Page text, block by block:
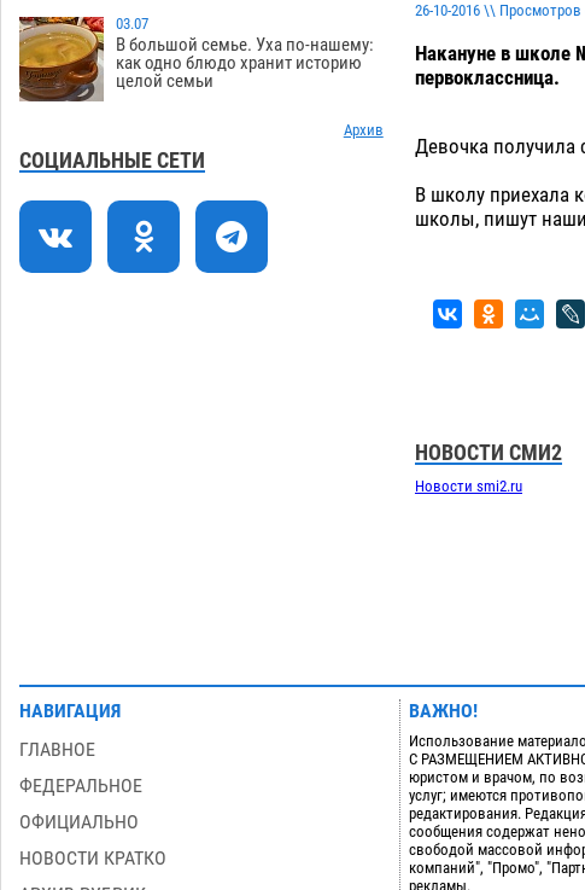
Астрахани
08.08 696
12:02
Астраханский следком помог
подростку получить зарплату за
468
гандболисты крупно проиграли
пермякам
09:00
Лидеры чеченской диаспоры в
03.07
В большой семье. Уха по-нашему:
как одно блюдо хранит историю
целой семьи
Архив
СОЦИАЛЬНЫЕ СЕТИ
26-10-2016 \\ Просмотров
Накануне в школе
первоклассница.
Девочка получила
В школу приехала
школы, пишут наши
НОВОСТИ СМИ2
Новости smi2.ru
НАВИГАЦИЯ
ГЛАВНОЕ
ФЕДЕРАЛЬНОЕ
ОФИЦИАЛЬНО
НОВОСТИ КРАТКО
ВАЖНО!
Использование
С РАЗМЕЩЕНИЕМ
юристом и врачом, по
услуг; имеются
редактирования.
сообщения содержат
свободой массовой
компаний", "Промо",
рекламы.